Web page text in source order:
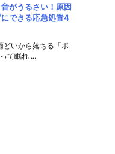
がうるさい！原因
できる応急処置4
どいから落ちる「ポ
て眠れ ...